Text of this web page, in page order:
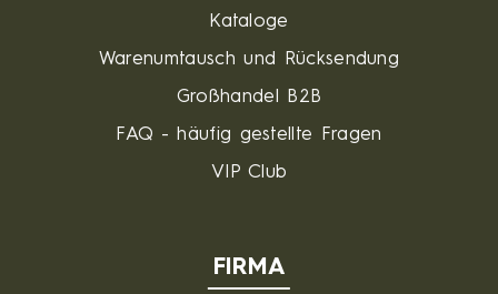
Kataloge
Warenumtausch und Rücksendung
Großhandel B2B
FAQ - häufig gestellte Fragen
VIP Club
FIRMA